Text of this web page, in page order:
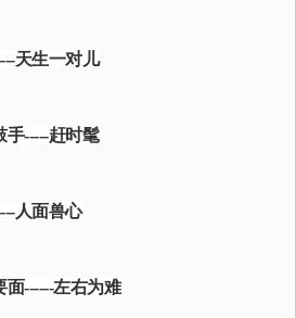
天生一对儿
手-----赶时髦
人面兽心
面------左右为难